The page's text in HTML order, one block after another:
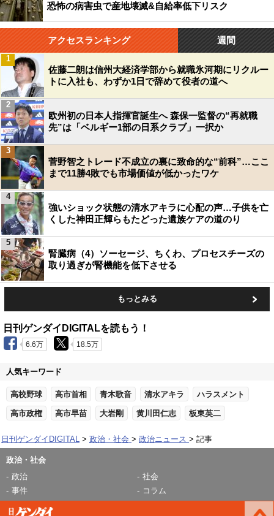
恐怖の病害虫で産地壊滅&自給率低下リスク
アクセスランキング 週間
佐藤二朗は信州大経済学部から就職氷河期にリクルー
トに入社も、わずか1日で辞めて役者の道へ
1
欧州初の日本人指揮官誕生へ 森保一監督の“再就職
先”は「ベルギー1部の日系クラブ」一択か
2
菅野智之トレード不成立の裏に致命的な“前科”…ここ
まで11勝4敗でも市場価値が低かったワケ
3
強いショック状態の清水アキラに心配の声…子供を亡
くした神田正輝らもたどった遺族ケアの道のり
4
腎臓病（4）ソーセージ、ちくわ、プロセスチーズの
取り過ぎが腎機能を低下させる
5
もっとみる
日刊ゲンダイDIGITALを読もう！
6.6万 18.5万
人気キーワード
高校野球 高市首相 青木歌音 清水アキラ ハラスメント
高市政権 高市早苗 大岩剛 黄川田仁志 板東英二
日刊ゲンダイDIGITAL 政治・社会 政治ニュース 記事
政治・社会
政治
社会
事件
コラム